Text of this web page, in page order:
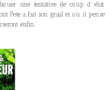
une tentative de coup d état.
Pete a fait son graal et où il pense
enfin.